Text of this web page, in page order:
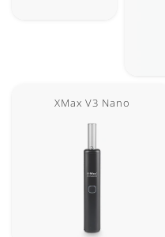
XMax V3 Nano